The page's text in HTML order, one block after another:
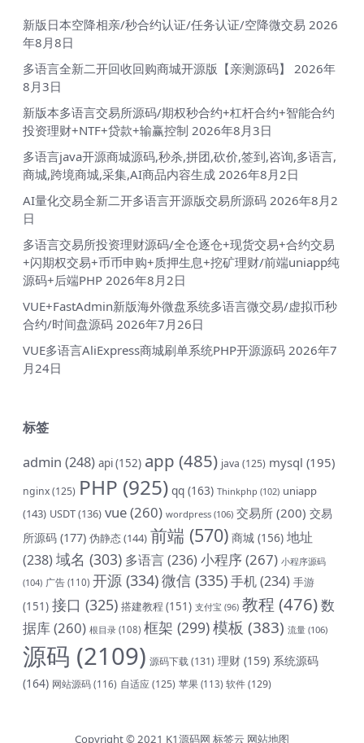
新版日本空降相亲/秒合约认证/任务认证/空降微交易 2026
年8月8日
多语言全新二开回收回购商城开源版【亲测源码】
2026年
8月3日
新版本多语言交易所源码/期权秒合约+杠杆合约+智能合约
投资理财+NTF+贷款+输赢控制 2026年8月3日
多语言java开源商城源码,秒杀,拼团,砍价,签到,咨询,多语言,
商城,跨境商城,采集,AI商品内容生成 2026年8月2日
AI量化交易全新二开多语言开源版交易所源码 2026年8月2
日
多语言交易所投资理财源码/全仓逐仓+现货交易+合约交易
+闪期权交易+币币申购+质押生息+挖矿理财/前端uniapp纯
源码+后端PHP 2026年8月2日
VUE+FastAdmin新版海外微盘系统多语言微交易/虚拟币秒
合约/时间盘源码 2026年7月26日
VUE多语言AliExpress商城刷单系统PHP开源源码 2026年7
月24日
标签
admin (248) api(152) app (485) java (125) mysql (195)
nginx(125) PHP (925) qq (163) Thinkphp (102) uniapp
(143) USDT(136) vue(260) wordpress (106) 交易所 (200) 交易
所源码 (177) 伪静态(144) 前端 (570) 商城 (156) 地址
(238)域名 (303) 多语言(236) 小程序(267) 小程序源码
(104) 广告 (110) 开源 (334)微信 (335)手机(234) 手游
(151) 接口 (325) 搭建教程 (151) 支付宝 (96) 教程 (476)数
据库(260) 根目录 (108) 框架 (299)模板 (383) 流量 (106)
源码 (2109) 源码下载(131) 理财 (159) 系统源码
(164) 网站源码(116) 自适应(125) 苹果 (113) 软件(129)
Copyright © 2021 K1源码网 标签云 网站地图